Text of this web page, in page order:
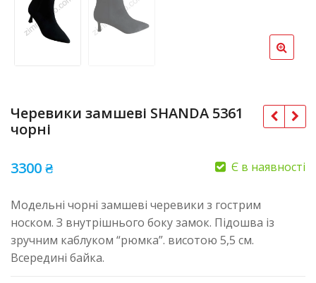
Черевики замшеві SHANDA 5361
чорні
3300₴ Є в наявності
Модельні чорні замшеві черевики з гострим
носком. З внутрішнього боку замок. Підошва із
зручним каблуком “рюмка”. висотою 5,5 см.
Всередині байка.